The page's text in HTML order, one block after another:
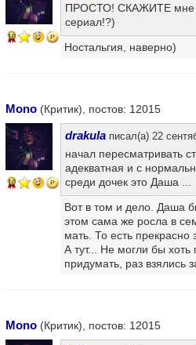
10
ПРОСТО! СКАЖИТЕ мне -
сериал!?)
Ностальгия, наверно)
Mono (Критик), постов: 12015
10
drakula писал(а) 22
начал пересматривать
адекватная и с
среди дочек это Даша ...
Вот в том и дело. Даша
этом сама же росла в
мать. То есть прекрасно
А тут... Не могли бы хоть
придумать, раз взялись
Mono (Критик), постов: 12015